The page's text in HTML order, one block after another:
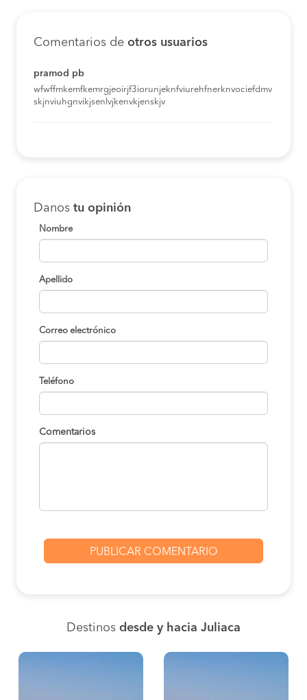
Comentarios de otros usuarios
pramod pb
wfwffmkemfkemrgjeoirjf3iorunjeknfviurehfnerknvociefdmv
skjnviuhgnvikjsenlvjkenvkjenskjv
Danos tu opinión
Nombre
Apellido
Correo electrónico
Teléfono
Comentarios
Destinos desde y hacia Juliaca